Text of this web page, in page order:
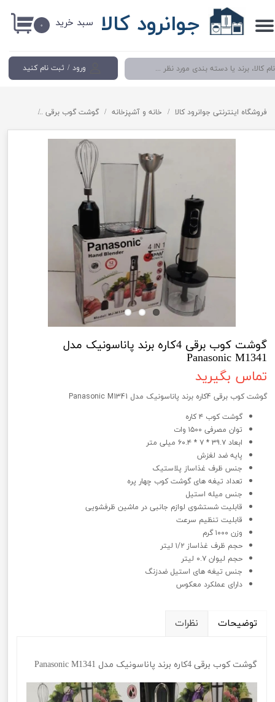
جوانرود کالا
ورود / ثبت نام کنید
حساب کاربری من
تغییر گذر واژه
سفارشات
خروج از حساب کاربری
۰ سبد خرید
فروشگاه اینترنتی جوانرود کالا خانه و آشپزخانه گوشت گوب برقی
گوشت کوب برقی 4کاره برند پاناسونیک مدل
Panasonic M1341
تماس بگیرید
گوشت کوب برقی 4کاره برند پاناسونیک مدل Panasonic M1341
گوشت کوب ۴ کاره
توان مصرفی ۱۵۰۰ وات
ابعاد ۳۹.۷ * ۷ * ۶۰.۴ میلی متر
پایه ضد لغزش
جنس ظرف غذاساز پلاستیک
تعداد تیغه های گوشت کوب چهار پره
جنس میله استیل
قابلیت شستشوی لوازم جانبی در ماشین ظرفشویی
قابلیت تنظیم سرعت
وزن ۱۰۰۰ گرم
حجم ظرف غذاساز ۱/۲ لیتر
حجم لیوان ۰.۷ لیتر
جنس تیغه های استیل ضدزنگ
دارای عملکرد معکوس
توضیحات نظرات
گوشت کوب برقی 4کاره برند پاناسونیک مدل Panasonic M1341